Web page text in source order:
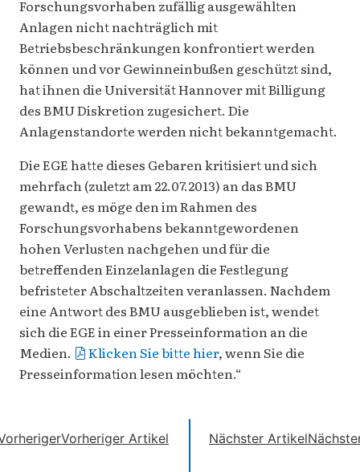
Forschungsvorhaben zufällig ausgewählten
Anlagen nicht nachträglich mit
Betriebsbeschränkungen konfrontiert werden
können und vor Gewinneinbußen geschützt sind,
hat ihnen die Universität Hannover mit Billigung
des BMU Diskretion zugesichert. Die
Anlagenstandorte werden nicht bekanntgemacht.
Die EGE hatte dieses Gebaren kritisiert und sich
mehrfach (zuletzt am 22.07.2013) an das BMU
gewandt, es möge den im Rahmen des
Forschungsvorhabens bekanntgewordenen
hohen Verlusten nachgehen und für die
betreffenden Einzelanlagen die Festlegung
befristeter Abschaltzeiten veranlassen. Nachdem
eine Antwort des BMU ausgeblieben ist, wendet
sich die EGE in einer Presseinformation an die
Medien.
Klicken Sie bitte hier, wenn Sie die
Presseinformation lesen möchten.“
Vorheriger Artikel Nächster Artikel